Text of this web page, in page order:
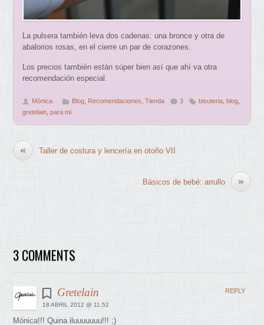
La pulsera también leva dos cadenas: una bronce y otra de
abalorios rosas, en el cierre un par de corazones.
Los precios también están súper bien así que ahí va otra
recomendación especial.
Mònica Blog Recomendaciones ,Tienda 3 bisuteria ,blog
gretelain ,para mi
« Taller de costura y lencería en otoño VII
»
Básicos de bebé: arrullo
3 COMMENTS
Gretelain
18 ABRIL 2012 @ 11:52
Mónica!!! Quina iluuuuuuu!!! ;)
REPLY